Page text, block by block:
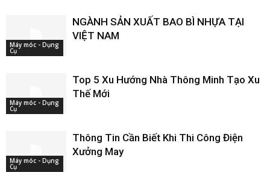
Máy móc - Dụng
Cụ
NGÀNH SẢN XUẤT BAO BÌ NHỰA TẠI
VIỆT NAM
Máy móc - Dụng
Cụ
Top 5 Xu Hướng Nhà Thông Minh Tạo Xu
Thế Mới
Máy móc - Dụng
Cụ
Thông Tin Cần Biết Khi Thi Công Điện
Xưởng May